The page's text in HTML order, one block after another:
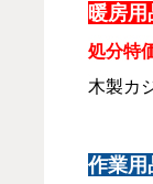
暖房用
処分特
木製カ
作業用